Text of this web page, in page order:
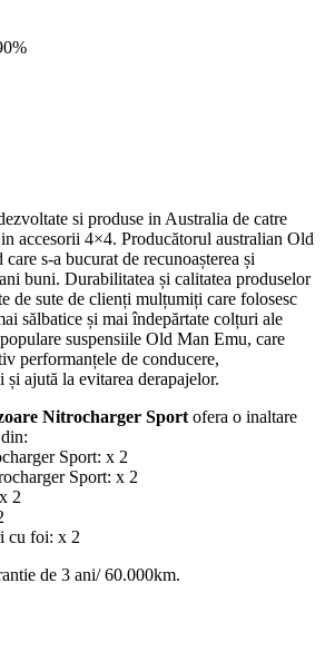
si produse in Australia de catre
accesorii 4×4. Producătorul australian Old
s-a bucurat de recunoașterea și
buni. Durabilitatea și calitatea produselor
de sute de clienți mulțumiți care folosesc
sălbatice și mai îndepărtate colțuri ale
suspensiile Old Man Emu, care
performanțele de conducere,
ajută la evitarea derapajelor.
Nitrocharger Sport ofera o inaltare
Sport: x 2
Sport: x 2
2
cu foi: x 2
de 3 ani/ 60.000km.